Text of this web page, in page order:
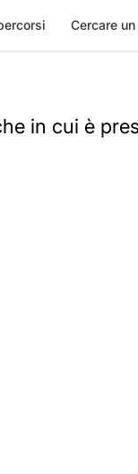
Cercare
in cui è